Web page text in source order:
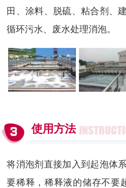
田、涂料、脱硫、粘合剂、
循环污水、废水处理消泡。
使用方法
将消泡剂直接加入到起泡体
要稀释，稀释液的储存不要